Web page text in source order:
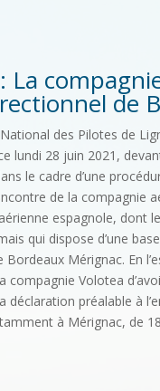
La
de
des Pilotes de
lundi 28 juin 2021,
le cadre d’une
de la compagnie
espagnole, dont
qui dispose d’une
Bordeaux Mérignac. En
compagnie Volotea
déclaration préalable à
à Mérignac, de